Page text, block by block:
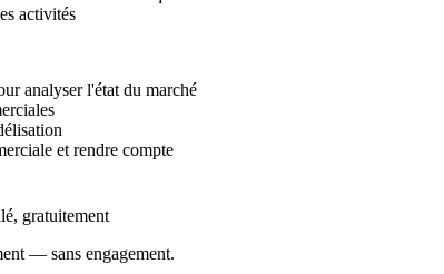
activités
analyser l'état du marché
et rendre compte
gratuitement
— sans engagement.